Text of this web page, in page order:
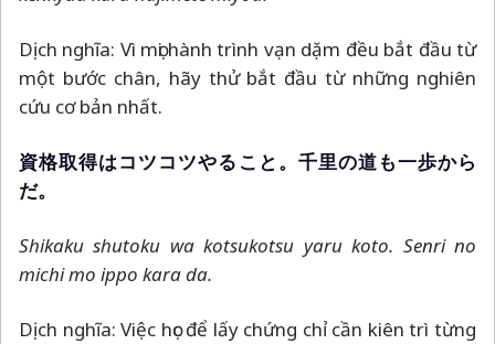
Dịch nghĩa: Vì mọi hành trình vạn dặm đều bắt đầu từ
một bước chân, hãy thử bắt đầu từ những nghiên
cứu cơ bản nhất.
資格取得はコツコツやること。千里の道も一歩から
だ。
Shikaku shutoku wa kotsukotsu yaru koto. Senri no
michi mo ippo kara da.
Dịch nghĩa: Việc học để lấy chứng chỉ cần kiên trì từng